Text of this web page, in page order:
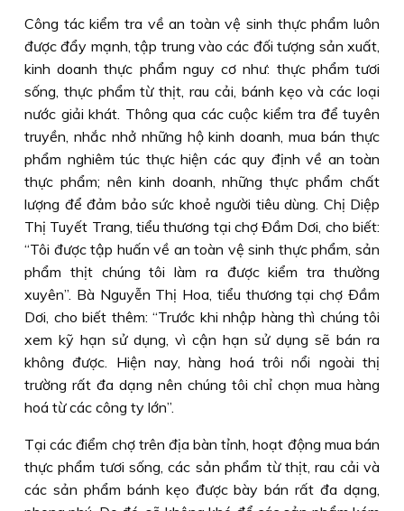
Công tác kiểm tra về an toàn vệ sinh thực phẩm luôn
được đẩy mạnh, tập trung vào các đối tượng sản xuất,
kinh doanh thực phẩm nguy cơ như: thực phẩm tươi
sống, thực phẩm từ thịt, rau cải, bánh kẹo và các loại
nước giải khát. Thông qua các cuộc kiểm tra để tuyên
truyền, nhắc nhở những hộ kinh doanh, mua bán thực
phẩm nghiêm túc thực hiện các quy định về an toàn
thực phẩm; nên kinh doanh, những thực phẩm chất
lượng để đảm bảo sức khoẻ người tiêu dùng. Chị Diệp
Thị Tuyết Trang, tiểu thương tại chợ Ðầm Dơi, cho biết:
“Tôi được tập huấn về an toàn vệ sinh thực phẩm, sản
phẩm thịt chúng tôi làm ra được kiểm tra thường
xuyên”. Bà Nguyễn Thị Hoa, tiểu thương tại chợ Ðầm
Dơi, cho biết thêm: “Trước khi nhập hàng thì chúng tôi
xem kỹ hạn sử dụng, vì cận hạn sử dụng sẽ bán ra
không được. Hiện nay, hàng hoá trôi nổi ngoài thị
trường rất đa dạng nên chúng tôi chỉ chọn mua hàng
hoá từ các công ty lớn”.
Tại các điểm chợ trên địa bàn tỉnh, hoạt động mua bán
thực phẩm tươi sống, các sản phẩm từ thịt, rau cải và
các sản phẩm bánh kẹo được bày bán rất đa dạng,